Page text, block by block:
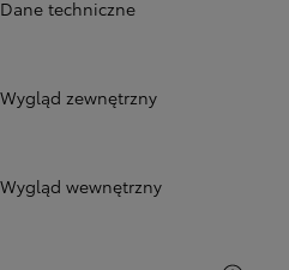
Dane techniczne
Wygląd zewnętrzny
Wygląd wewnętrzny